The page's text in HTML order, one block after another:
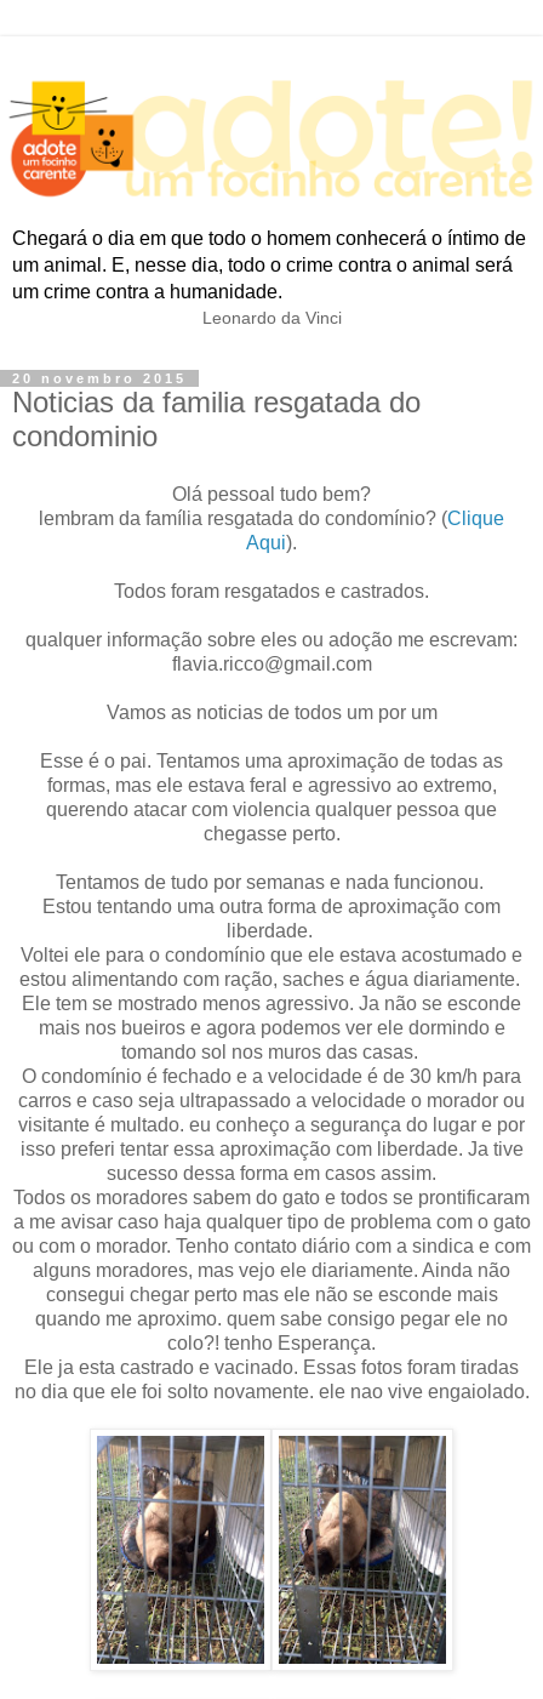
Chegará o dia em que todo o homem conhecerá o íntimo de
um animal. E, nesse dia, todo o crime contra o animal será
um crime contra a humanidade.
Leonardo da Vinci
20 novembro 2015
Noticias da familia resgatada do
condominio
Olá pessoal tudo bem?
lembram da família resgatada do condomínio? (Clique
Aqui).
Todos foram resgatados e castrados.
qualquer informação sobre eles ou adoção me escrevam:
flavia.ricco@gmail.com
Vamos as noticias de todos um por um
Esse é o pai. Tentamos uma aproximação de todas as
formas, mas ele estava feral e agressivo ao extremo,
querendo atacar com violencia qualquer pessoa que
chegasse perto.
Tentamos de tudo por semanas e nada funcionou.
Estou tentando uma outra forma de aproximação com
liberdade.
Voltei ele para o condomínio que ele estava acostumado e
estou alimentando com ração, saches e água diariamente.
Ele tem se mostrado menos agressivo. Ja não se esconde
mais nos bueiros e agora podemos ver ele dormindo e
tomando sol nos muros das casas.
O condomínio é fechado e a velocidade é de 30 km/h para
carros e caso seja ultrapassado a velocidade o morador ou
visitante é multado. eu conheço a segurança do lugar e por
isso preferi tentar essa aproximação com liberdade. Ja tive
sucesso dessa forma em casos assim.
Todos os moradores sabem do gato e todos se prontificaram
a me avisar caso haja qualquer tipo de problema com o gato
ou com o morador. Tenho contato diário com a sindica e com
alguns moradores, mas vejo ele diariamente. Ainda não
consegui chegar perto mas ele não se esconde mais
quando me aproximo. quem sabe consigo pegar ele no
colo?! tenho Esperança.
Ele ja esta castrado e vacinado. Essas fotos foram tiradas
no dia que ele foi solto novamente. ele nao vive engaiolado.